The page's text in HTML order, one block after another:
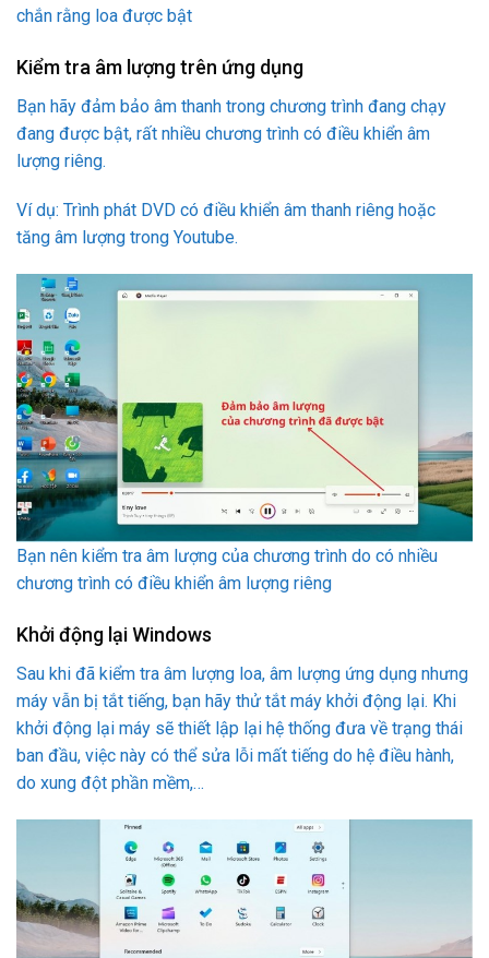
chắn rằng loa được bật
Kiểm tra âm lượng trên ứng dụng
Bạn hãy đảm bảo âm thanh trong chương trình đang chạy
đang được bật, rất nhiều chương trình có điều khiển âm
lượng riêng.
Ví dụ: Trình phát DVD có điều khiển âm thanh riêng hoặc
tăng âm lượng trong Youtube.
Bạn nên kiểm tra âm lượng của chương trình do có nhiều
chương trình có điều khiển âm lượng riêng
Khởi động lại Windows
Sau khi đã kiểm tra âm lượng loa, âm lượng ứng dụng nhưng
máy vẫn bị tắt tiếng, bạn hãy thử tắt máy khởi động lại. Khi
khởi động lại máy sẽ thiết lập lại hệ thống đưa về trạng thái
ban đầu, việc này có thể sửa lỗi mất tiếng do hệ điều hành,
do xung đột phần mềm,…